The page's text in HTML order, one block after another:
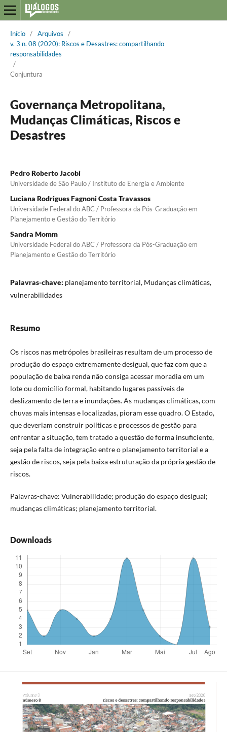
Início / Arquivos
/
v. 3 n. 08 (2020): Riscos e Desastres: compartilhando
responsabilidades
/
Conjuntura
Governança Metropolitana,
Mudanças Climáticas, Riscos e
Desastres
Pedro Roberto Jacobi
Universidade de São Paulo / Instituto de Energia e Ambiente
Luciana Rodrigues Fagnoni Costa Travassos
Universidade Federal do ABC / Professora da Pós-Graduação em
Planejamento e Gestão do Território
Sandra Momm
Universidade Federal do ABC / Professora da Pós-Graduação em
Planejamento e Gestão do Território
Palavras-chave: planejamento territorial, Mudanças climáticas,
vulnerabilidades
Resumo
Os riscos nas metrópoles brasileiras resultam de um processo de
produção do espaço extremamente desigual, que faz com que a
população de baixa renda não consiga acessar moradia em um
lote ou domicílio formal, habitando lugares passíveis de
deslizamento de terra e inundações. As mudanças climáticas, com
chuvas mais intensas e localizadas, pioram esse quadro. O Estado,
que deveriam construir políticas e processos de gestão para
enfrentar a situação, tem tratado a questão de forma insuficiente,
seja pela falta de integração entre o planejamento territorial e a
gestão de riscos, seja pela baixa estruturação da própria gestão de
riscos.
Palavras-chave: Vulnerabilidade; produção do espaço desigual;
mudanças climáticas; planejamento territorial.
Downloads